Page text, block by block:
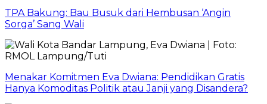
TPA Bakung: Bau Busuk dari Hembusan ‘Angin
Sorga’ Sang Wali
Menakar Komitmen Eva Dwiana: Pendidikan Gratis
Hanya Komoditas Politik atau Janji yang Disandera?